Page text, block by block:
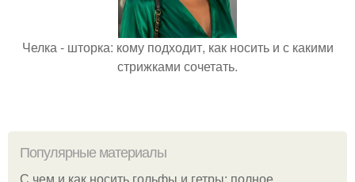
Челка - шторка: кому подходит, как носить и с какими
стрижками сочетать.
Популярные материалы
С чем и как носить гольфы и гетры: полное